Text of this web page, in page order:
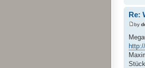
Re:
by